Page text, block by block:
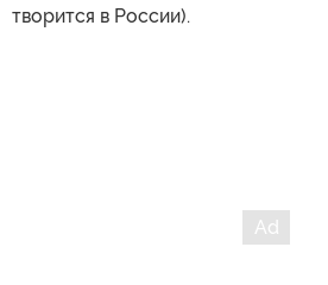
творится в России).